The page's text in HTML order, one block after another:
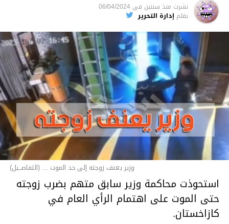
نشرت منذ سنتين فى 06/04/2024
بقلم إدارة التحرير
وزير يعنف زوجته إلى حد الموت ... (التفاصــيل)
استحوذت محاكمة وزير سابق متهم بضرب زوجته
حتى الموت على اهتمام الرأي العام في
كازاخستان.